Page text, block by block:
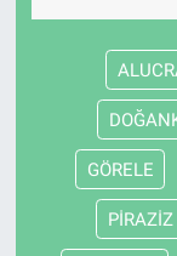
GÖRELE
PİRAZİZ